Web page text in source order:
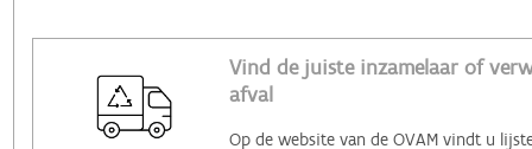
Vind de juiste inzamelaar of
afval